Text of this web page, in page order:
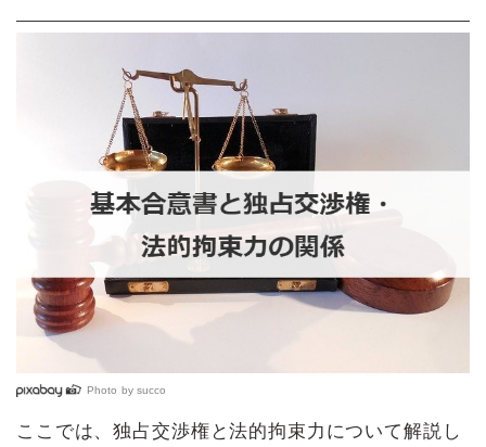
Photo by succo
ここでは、独占交渉権と法的拘束力について解説し